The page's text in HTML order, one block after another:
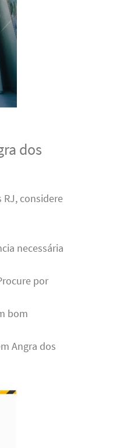
dos
considere
necessária
por
bom
Angra dos